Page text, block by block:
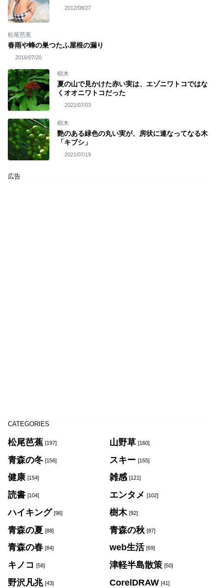
2012/08/27
松尾芭蕉
春雨や蜂の巣つたふ屋根の漏り
2016/07/20
樹木
夏の山で見かけた赤い実は、エゾニワトコではな
くオオニワトコだった
2021/07/03
樹木
艶のある緑色の丸い実が、房状に連なってなる木
「キブシ」
2021/07/19
広告
CATEGORIES
松尾芭蕉 [197] 山野草 [160]
青森の冬 [156] スキー [155]
健康 [154] 雑感 [121]
読書 [104] エンタメ [102]
ハイキング [96] 樹木 [92]
青森の夏 [88] 青森の秋 [87]
青森の春 [84] web生活 [69]
キノコ [58] 津軽半島散策 [50]
野沢凡兆 [43] CorelDRAW [41]